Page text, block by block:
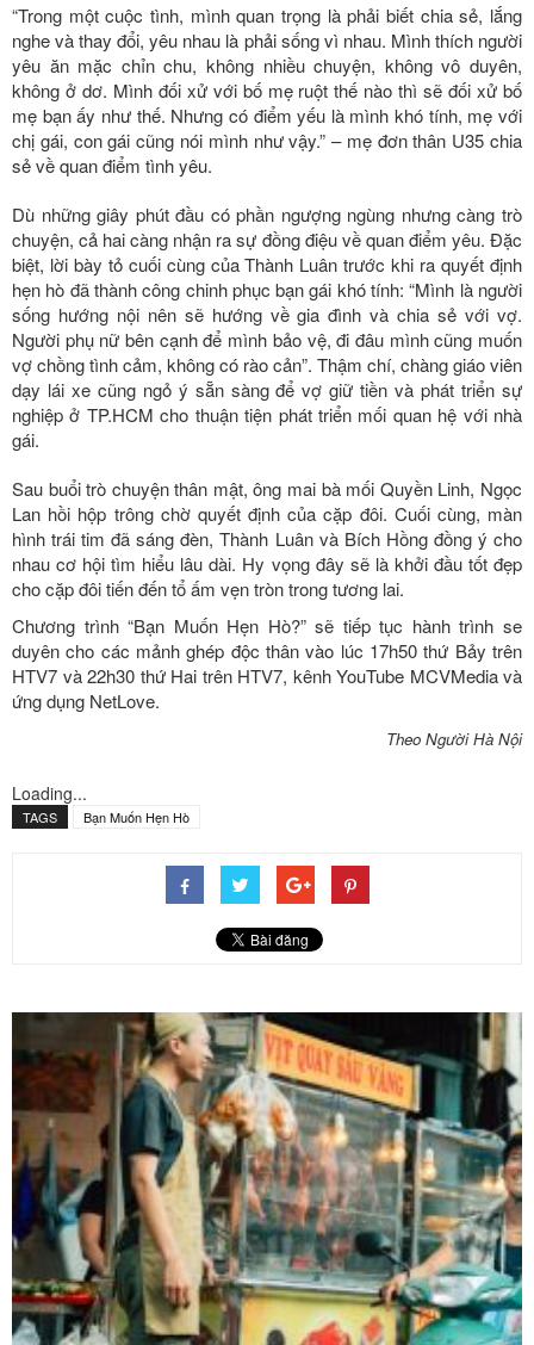
“Trong một cuộc tình, mình quan trọng là phải biết chia sẻ, lắng
nghe và thay đổi, yêu nhau là phải sống vì nhau. Mình thích người
yêu ăn mặc chỉn chu, không nhiều chuyện, không vô duyên,
không ở dơ. Mình đối xử với bố mẹ ruột thế nào thì sẽ đối xử bố
mẹ bạn ấy như thế. Nhưng có điểm yếu là mình khó tính, mẹ với
chị gái, con gái cũng nói mình như vậy.” – mẹ đơn thân U35 chia
sẻ về quan điểm tình yêu.
Dù những giây phút đầu có phần ngượng ngùng nhưng càng trò
chuyện, cả hai càng nhận ra sự đồng điệu về quan điểm yêu. Đặc
biệt, lời bày tỏ cuối cùng của Thành Luân trước khi ra quyết định
hẹn hò đã thành công chinh phục bạn gái khó tính: “Mình là người
sống hướng nội nên sẽ hướng về gia đình và chia sẻ với vợ.
Người phụ nữ bên cạnh để mình bảo vệ, đi đâu mình cũng muốn
vợ chồng tình cảm, không có rào cản”. Thậm chí, chàng giáo viên
dạy lái xe cũng ngỏ ý sẵn sàng để vợ giữ tiền và phát triển sự
nghiệp ở TP.HCM cho thuận tiện phát triển mối quan hệ với nhà
gái.
Sau buổi trò chuyện thân mật, ông mai bà mối Quyền Linh, Ngọc
Lan hồi hộp trông chờ quyết định của cặp đôi. Cuối cùng, màn
hình trái tim đã sáng đèn, Thành Luân và Bích Hồng đồng ý cho
nhau cơ hội tìm hiểu lâu dài. Hy vọng đây sẽ là khởi đầu tốt đẹp
cho cặp đôi tiến đến tổ ấm vẹn tròn trong tương lai.
Chương trình “Bạn Muốn Hẹn Hò?” sẽ tiếp tục hành trình se
duyên cho các mảnh ghép độc thân vào lúc 17h50 thứ Bảy trên
HTV7 và 22h30 thứ Hai trên HTV7, kênh YouTube MCVMedia và
ứng dụng NetLove.
Theo Người Hà Nội
Loading...
TAGS Bạn Muốn Hẹn Hò